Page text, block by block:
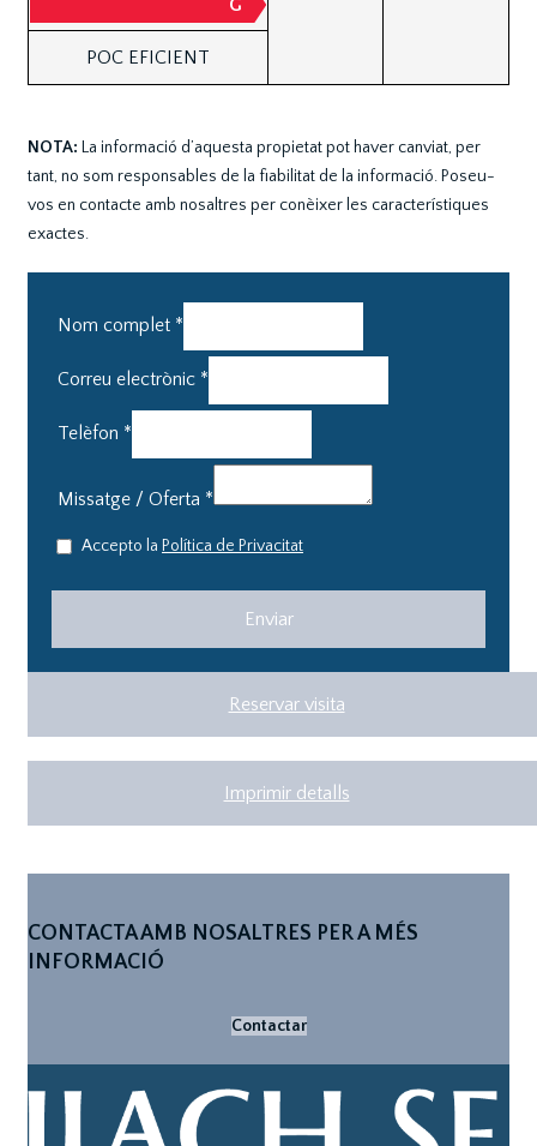
G
POC EFICIENT
NOTA: La informació d’aquesta propietat pot haver canviat, per
tant, no som responsables de la fiabilitat de la informació. Poseu-
vos en contacte amb nosaltres per conèixer les característiques
exactes.
Nom complet *
Correu electrònic *
Telèfon *
Missatge / Oferta *
Accepto la Política de Privacitat
Reservar visita
Imprimir detalls
CONTACTA AMB NOSALTRES PER A MÉS
INFORMACIÓ
Contactar